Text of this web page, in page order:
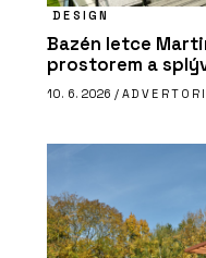
DESIGN
Bazén letce
prostorem a
10. 6. 2026 /